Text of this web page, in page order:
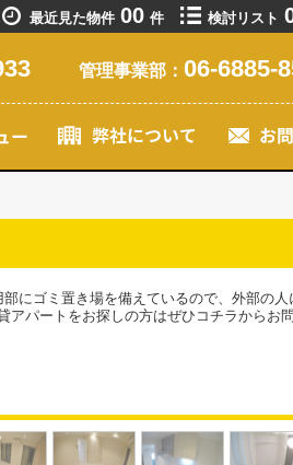
最近見た物件 00 件 検討リスト
管理事業部： 06-6885-
にゴミ置き場を備えているので、外部の人
アパートをお探しの方はぜひコチラからお